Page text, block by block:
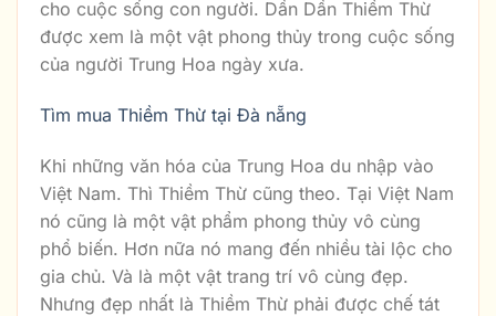
cho cuộc sống con người. Dần Dần Thiềm Thừ
được xem là một vật phong thủy trong cuộc sống
của người Trung Hoa ngày xưa.
Tìm mua Thiềm Thừ tại Đà nẵng
Khi những văn hóa của Trung Hoa du nhập vào
Việt Nam. Thì Thiềm Thừ cũng theo. Tại Việt Nam
nó cũng là một vật phẩm phong thủy vô cùng
phổ biến. Hơn nữa nó mang đến nhiều tài lộc cho
gia chủ. Và là một vật trang trí vô cùng đẹp.
Nhưng đẹp nhất là Thiềm Thừ phải được chế tát